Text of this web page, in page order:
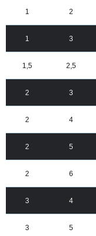
1 2
1 3
1,5 2,5
2 3
2 4
2 5
2 6
3 4
3 5